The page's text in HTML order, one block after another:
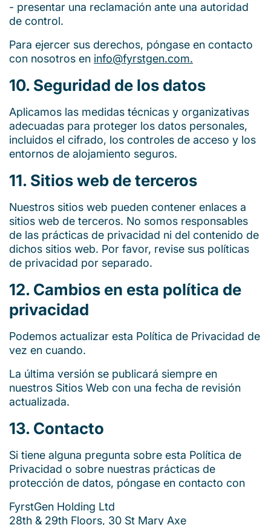
- presentar una reclamación ante una autoridad
de control.
Para ejercer sus derechos, póngase en contacto
con nosotros en info@fyrstgen.com.
10. Seguridad de los datos
Aplicamos las medidas técnicas y organizativas
adecuadas para proteger los datos personales,
incluidos el cifrado, los controles de acceso y los
entornos de alojamiento seguros.
11. Sitios web de terceros
Nuestros sitios web pueden contener enlaces a
sitios web de terceros. No somos responsables
de las prácticas de privacidad ni del contenido de
dichos sitios web. Por favor, revise sus políticas
de privacidad por separado.
12. Cambios en esta política de
privacidad
Podemos actualizar esta Política de Privacidad de
vez en cuando.
La última versión se publicará siempre en
nuestros Sitios Web con una fecha de revisión
actualizada.
13. Contacto
Si tiene alguna pregunta sobre esta Política de
Privacidad o sobre nuestras prácticas de
protección de datos, póngase en contacto con
FyrstGen Holding Ltd
28th & 29th Floors, 30 St Mary Axe